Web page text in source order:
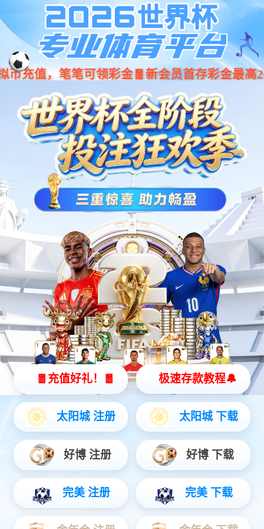
C7娱乐官方网站 - 世界领先的在线娱乐
品牌_C7 GAME
返回产品中心 犬猫保健品
宠物营养补充剂
辅心Q10片
c7娱乐统一服务热线
18663781090